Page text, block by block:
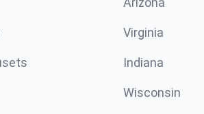
Virginia
Indiana
Wisconsin